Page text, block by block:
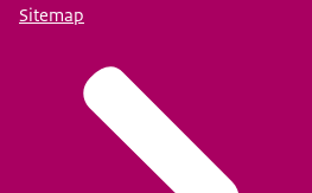
Sitemap